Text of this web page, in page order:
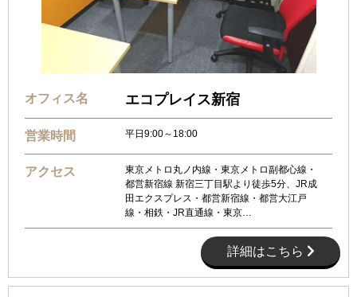
オフィス名 エコプレイス新宿
営業時間 平日9:00～18:00
アクセス
東京メトロ丸ノ内線・東京メトロ副都心線・
都営新宿線 新宿三丁目駅より徒歩5分、JR成
田エクスプレス・都営新宿線・都営大江戸
線・相鉄・JR直通線・東京…
詳細はこちら